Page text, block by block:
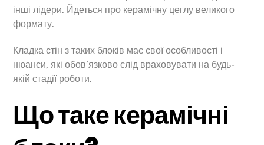
інші лідери. Йдеться про керамічну цеглу великого
формату.
Кладка стін з таких блоків має свої особливості і
нюанси, які обов’язково слід враховувати на будь-
якій стадії роботи.
Що таке керамічні